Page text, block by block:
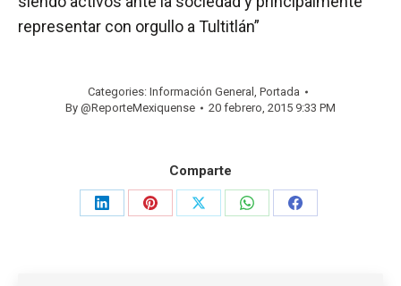
representar con orgullo a Tultitlán”
Categories: Información General , Portada
By @ReporteMexiquense 20 febrero, 2015 9:33 PM
Comparte
Share
Share
Share
Share
Share